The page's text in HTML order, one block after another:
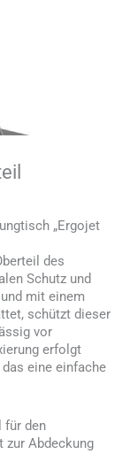
„Ergojet
des
Schutz und
mit einem
schützt dieser
vor
erfolgt
eine einfache
für den
zur Abdeckung